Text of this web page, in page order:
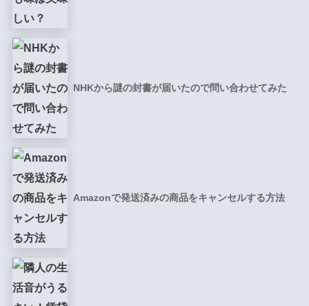
NHKから謎の封書が届いたので問い合わせてみた
Amazonで発送済みの商品をキャンセルする方法